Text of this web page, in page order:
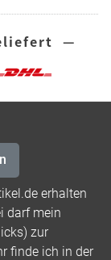
—
erhalten
darf mein
zur
finde ich in der